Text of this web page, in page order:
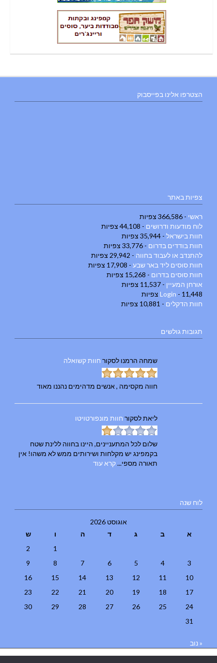
הצטרפו אלינו בפייסבוק
צפיות באתר
ראשי - 366,586 צפיות
לוח מודעות ודרושים - 44,108 צפיות
חוות בישראל - 35,944 צפיות
חוות בודדים בדרום - 33,776 צפיות
להתנדב או לעבוד בחווה - 29,942 צפיות
חוות סוסים ליד באר שבע - 17,908 צפיות
חוות סוסים בדרום - 15,268 צפיות
אורחן המעיין - 11,537 צפיות
Login - 11,448 צפיות
חוות הדקלים - 10,881 צפיות
תגובות גולשים
שמחה הרמנו לסקור חוות קשואלה
חווה מקסימה , אנשים מדהימים נהננו מאוד
ליאתלסקור חוות מונפורטויטו
שלום לכל המתעניינים, היינו בחווה ללינת שטח
בקמפינג יש מקלחות ושירותים ממש לא משהו! אין
תאורה מספי...קרא עוד
לוח שנה
אוגוסט 2026
א
ב ג ד ה ו
ש
1
2
3
4
5
6
7
8
9
10
11
12
13
14
15
16
17
18
19
20
21
22
23
24
25
26
27
28
29
30
31
« נוב